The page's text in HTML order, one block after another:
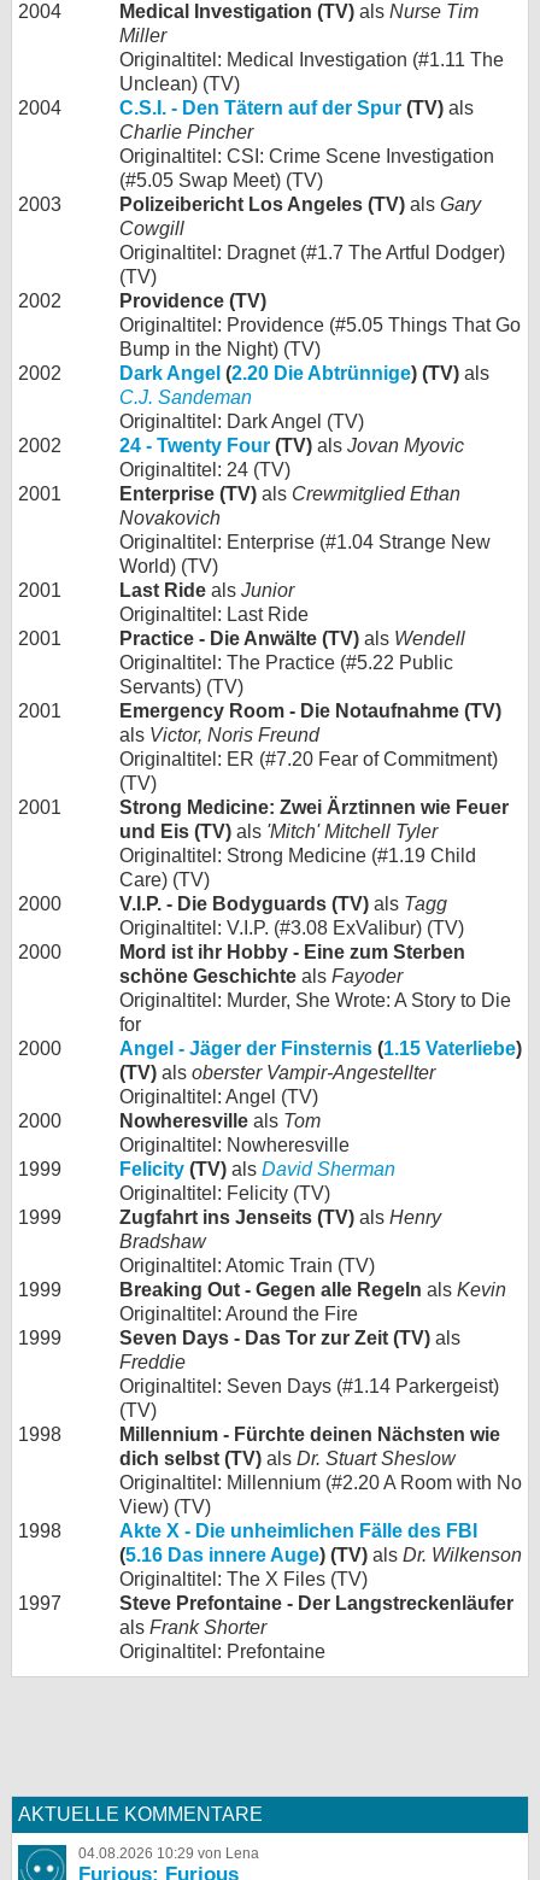
2004
Medical Investigation (TV) als Nurse Tim
Miller
Originaltitel: Medical Investigation (#1.11 The
Unclean) (TV)
2004
C.S.I. - Den Tätern auf der Spur (TV) als
Charlie Pincher
Originaltitel: CSI: Crime Scene Investigation
(#5.05 Swap Meet) (TV)
2003
Polizeibericht Los Angeles (TV) als Gary
Cowgill
Originaltitel: Dragnet (#1.7 The Artful Dodger)
(TV)
2002
Providence (TV)
Originaltitel: Providence (#5.05 Things That Go
Bump in the Night) (TV)
2002
Dark Angel (2.20 Die Abtrünnige) (TV) als
C.J. Sandeman
Originaltitel: Dark Angel (TV)
2002
24 - Twenty Four (TV) als Jovan Myovic
Originaltitel: 24 (TV)
2001
Enterprise (TV) als Crewmitglied Ethan
Novakovich
Originaltitel: Enterprise (#1.04 Strange New
World) (TV)
2001
Last Ride als Junior
Originaltitel: Last Ride
2001
Practice - Die Anwälte (TV) als Wendell
Originaltitel: The Practice (#5.22 Public
Servants) (TV)
2001
Emergency Room - Die Notaufnahme (TV)
als Victor, Noris Freund
Originaltitel: ER (#7.20 Fear of Commitment)
(TV)
2001
Strong Medicine: Zwei Ärztinnen wie Feuer
und Eis (TV) als 'Mitch' Mitchell Tyler
Originaltitel: Strong Medicine (#1.19 Child
Care) (TV)
2000
V.I.P. - Die Bodyguards (TV) als Tagg
Originaltitel: V.I.P. (#3.08 ExValibur) (TV)
2000
Mord ist ihr Hobby - Eine zum Sterben
schöne Geschichte als Fayoder
Originaltitel: Murder, She Wrote: A Story to Die
for
2000
Angel - Jäger der Finsternis (1.15 Vaterliebe)
(TV) als oberster Vampir-Angestellter
Originaltitel: Angel (TV)
2000
Nowheresville als Tom
Originaltitel: Nowheresville
1999
Felicity (TV) als David Sherman
Originaltitel: Felicity (TV)
1999
Zugfahrt ins Jenseits (TV) als Henry
Bradshaw
Originaltitel: Atomic Train (TV)
1999
Breaking Out - Gegen alle Regeln als Kevin
Originaltitel: Around the Fire
1999
Seven Days - Das Tor zur Zeit (TV) als
Freddie
Originaltitel: Seven Days (#1.14 Parkergeist)
(TV)
1998
Millennium - Fürchte deinen Nächsten wie
dich selbst (TV) als Dr. Stuart Sheslow
Originaltitel: Millennium (#2.20 A Room with No
View) (TV)
1998
Akte X - Die unheimlichen Fälle des FBI
(5.16 Das innere Auge) (TV) als Dr. Wilkenson
Originaltitel: The X Files (TV)
1997
Steve Prefontaine - Der Langstreckenläufer
als Frank Shorter
Originaltitel: Prefontaine
AKTUELLE KOMMENTARE
04.08.2026 10:29 von Lena
Furious: Furious